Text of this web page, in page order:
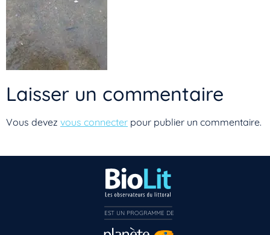
Laisser un commentaire
Vous devez vous connecter pour publier un commentaire.
Vous n’êtes pas encore inscrit à Biolit ?
Inscrivez-vous dès maintenant